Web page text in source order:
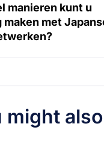
manieren kunt u
met
might